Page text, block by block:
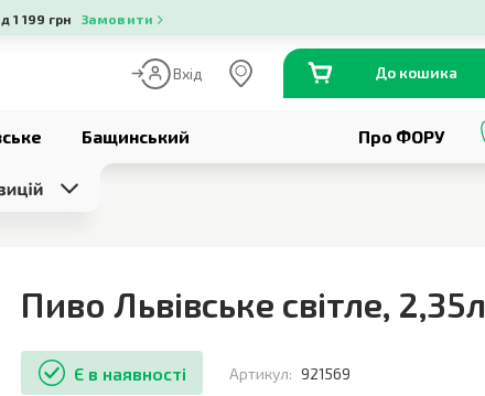
1 199 грн Замовити
Вхід До кошика
Бащинський Про ФОРУ
Пиво Львівське світле, 2,35л
Є в наявності Артикул: 921569